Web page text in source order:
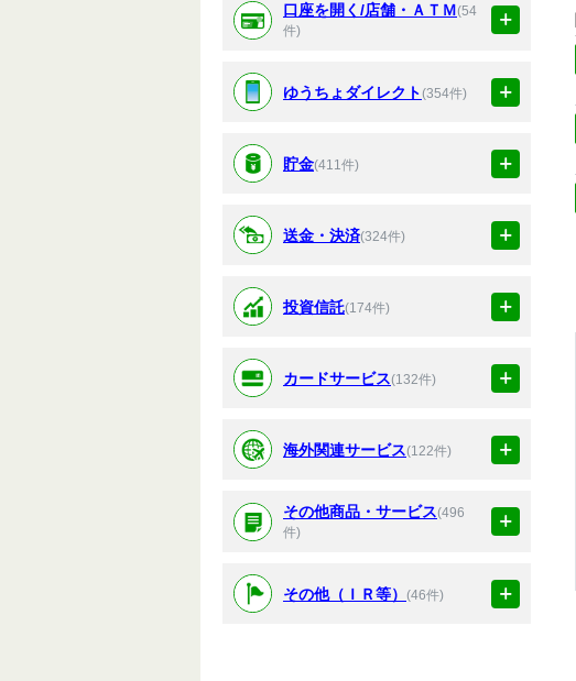
口座を開く/店舗・ＡＴＭ(54
件)
ゆうちょダイレクト(354件)
貯金(411件)
送金・決済(324件)
投資信託(174件)
カードサービス(132件)
海外関連サービス(122件)
その他商品・サービス(496
件)
その他（ＩＲ等） (46件)